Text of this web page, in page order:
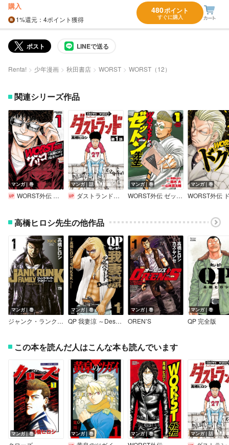
購入
1%還元 ：4ポイント獲得
480ポイント
すぐに購入
ポスト LINEで送る
Renta! 少年漫画 秋田書店 WORST WORST（12）
関連シリーズ作品
マンガ｜巻
WORST外伝 グリコ
マンガ｜話
ダストランド（話売り）
マンガ｜巻
WORST外伝 ゼットン先生
マンガ｜巻
WORST外伝
高橋ヒロシ先生の他作品
マンガ｜巻
ジャンク・ランク・ファミリー
マンガ｜巻
QP 我妻涼 ～Desperado～
マンガ｜巻
OREN’S
マンガ｜巻
QP 完全版
この本を読んだ人はこんな本も読んでいます
マンガ｜巻 マンガ｜巻 マンガ｜巻 マンガ｜話